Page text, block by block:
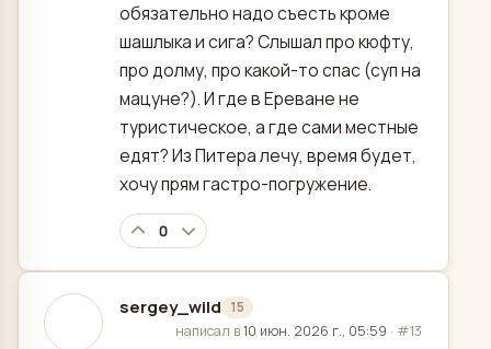
обязательно надо съесть кроме
шашлыка и сига? Слышал про кюфту,
про долму, про какой-то спас (суп на
мацуне?). И где в Ереване не
туристическое, а где сами местные
едят? Из Питера лечу, время будет,
хочу прям гастро-погружение.
0
sergey_wild 15
отредактировано
написал в10 июн. 2026 г., 05:59 · #13